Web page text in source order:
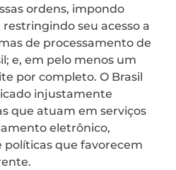
ordens, impondo
seu acesso a
de processamento de
e, em pelo menos um
por completo. O Brasil
injustamente
que atuam em serviços
eletrônico,
políticas que favorecem